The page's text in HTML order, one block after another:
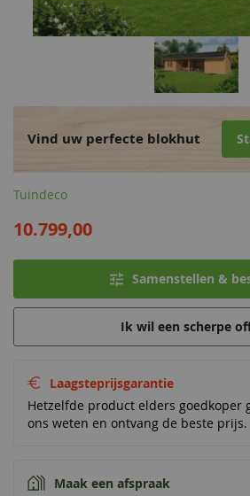
Vind uw perfecte blokhut
Tuindeco
10.799,00
Laagsteprijsgarantie
Hetzelfde product elders goedkoper
ons weten en ontvang de beste prijs.
Maak een afspraak
Samenstellen &
Ik wil een scherpe